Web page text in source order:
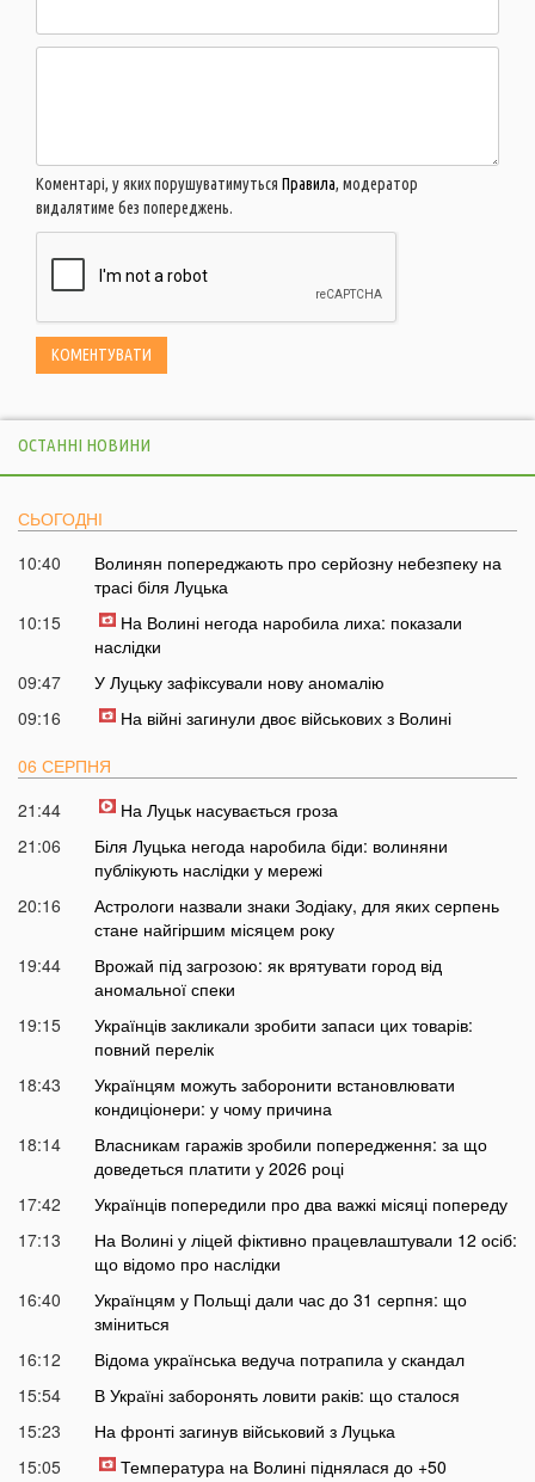
Коментарі, у яких порушуватимуться Правила, модератор
видалятиме без попереджень.
ОСТАННІ НОВИНИ
СЬОГОДНІ
10:40
Волинян попереджають про серйозну небезпеку на
трасі біля Луцька
10:15
На Волині негода наробила лиха: показали
наслідки
09:47
У Луцьку зафіксували нову аномалію
09:16
На війні загинули двоє військових з Волині
06 СЕРПНЯ
21:44
На Луцьк насувається гроза
21:06
Біля Луцька негода наробила біди: волиняни
публікують наслідки у мережі
20:16
Астрологи назвали знаки Зодіаку, для яких серпень
стане найгіршим місяцем року
19:44
Врожай під загрозою: як врятувати город від
аномальної спеки
19:15
Українців закликали зробити запаси цих товарів:
повний перелік
18:43
Українцям можуть заборонити встановлювати
кондиціонери: у чому причина
18:14
Власникам гаражів зробили попередження: за що
доведеться платити у 2026 році
17:42
Українців попередили про два важкі місяці попереду
17:13
На Волині у ліцей фіктивно працевлаштували 12 осіб:
що відомо про наслідки
16:40
Українцям у Польщі дали час до 31 серпня: що
зміниться
16:12
Відома українська ведуча потрапила у скандал
15:54
В Україні заборонять ловити раків: що сталося
15:23
На фронті загинув військовий з Луцька
15:05
Температура на Волині піднялася до +50